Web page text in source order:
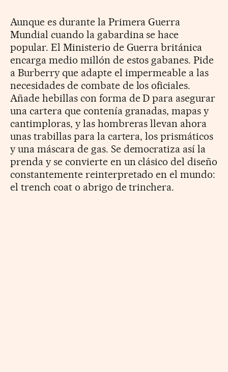
Aunque es durante la Primera Guerra
Mundial cuando la gabardina se hace
popular. El Ministerio de Guerra británica
encarga medio millón de estos gabanes. Pide
a Burberry que adapte el impermeable a las
necesidades de combate de los oficiales.
Añade hebillas con forma de D para asegurar
una cartera que contenía granadas, mapas y
cantimploras, y las hombreras llevan ahora
unas trabillas para la cartera, los prismáticos
y una máscara de gas. Se democratiza así la
prenda y se convierte en un clásico del diseño
constantemente reinterpretado en el mundo:
el trench coat o abrigo de trinchera.